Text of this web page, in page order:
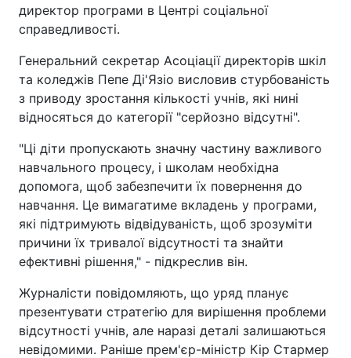
директор програми в Центрі соціальної
справедливості.
Генеральний секретар Асоціації директорів шкіл
та коледжів Пепе Ді'Язіо висловив стурбованість
з приводу зростання кількості учнів, які нині
відносяться до категорії "серйозно відсутні".
"Ці діти пропускають значну частину важливого
навчального процесу, і школам необхідна
допомога, щоб забезпечити їх повернення до
навчання. Це вимагатиме вкладень у програми,
які підтримують відвідуваність, щоб зрозуміти
причини їх тривалої відсутності та знайти
ефективні рішення," - підкреслив він.
Журналісти повідомляють, що уряд планує
презентувати стратегію для вирішення проблеми
відсутності учнів, але наразі деталі залишаються
невідомими. Раніше прем'єр-міністр Кір Стармер